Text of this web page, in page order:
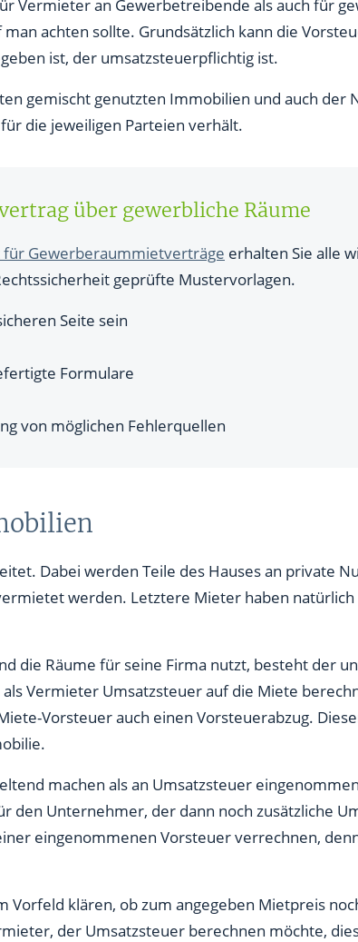
Vermieter an Gewerbetreibende als auch für
achten sollte. Grundsätzlich kann die
ist, der umsatzsteuerpflichtig ist.
gemischt genutzten Immobilien und auch der
die jeweiligen Parteien verhält.
über gewerbliche Räume
für Gewerberaummietverträge erhalten Sie alle
geprüfte Mustervorlagen.
Seite sein
Formulare
von möglichen Fehlerquellen
Dabei werden Teile des Hauses an private
werden. Letztere Mieter haben
die Räume für seine Firma nutzt, besteht der
Vermieter Umsatzsteuer auf die Miete
Vorsteuer auch einen Vorsteuerabzug.
machen als an Umsatzsteuer
den Unternehmer, der dann noch zusätzliche
eingenommenen Vorsteuer verrechnen,
Vorfeld klären, ob zum angegeben Mietpreis
der Umsatzsteuer berechnen möchte,